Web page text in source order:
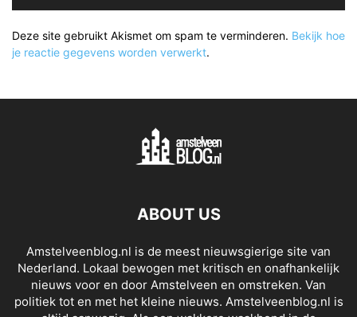
Deze site gebruikt Akismet om spam te verminderen. Bekijk hoe
je reactie gegevens worden verwerkt.
ABOUT US
Amstelveenblog.nl is de meest nieuwsgierige site van
Nederland. Lokaal bewogen met kritisch en onafhankelijk
nieuws voor en door Amstelveen en omstreken. Van
politiek tot en met het kleine nieuws. Amstelveenblog.nl is